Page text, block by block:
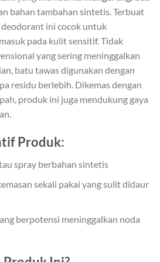
bahan tambahan sintetis. Terbuat
ini cocok untuk
pada kulit sensitif. Tidak
yang sering meninggalkan
batu tawas digunakan dengan
residu berlebih. Dikemas dengan
produk ini juga mendukung gaya
Produk:
spray berbahan sintetis
sekali pakai yang sulit didaur
berpotensi meninggalkan noda